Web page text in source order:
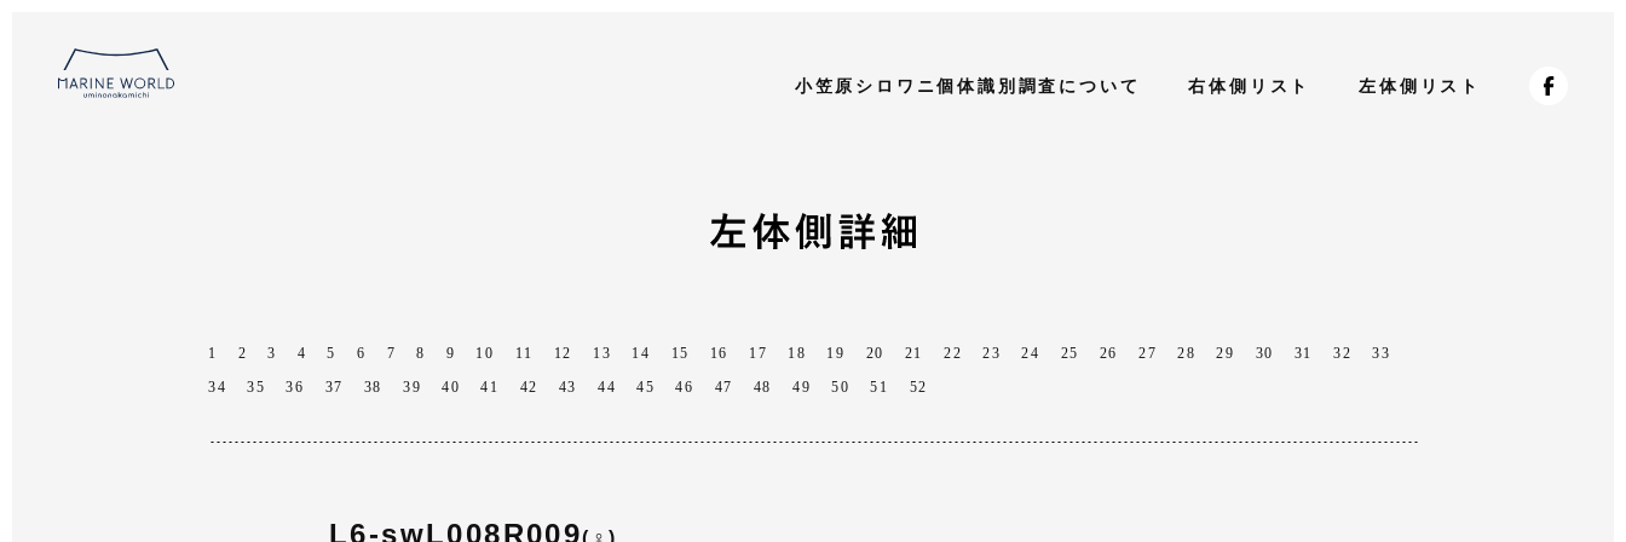
小笠原シロワニ個体識別調査について 右体側リスト 左体側リスト
1 2 3 4 5 6 7 8 9 10 11 12 13 14 15 16 17 18 19 20 21 22 23 24 25 26 27 28 29 30 31 32
33
34
35 36 37 38 39 40 41 42 43 44 45 46 47 48 49 50 51 52
L6-swL008R009(♀)